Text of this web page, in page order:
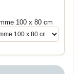
100 x 80 cm